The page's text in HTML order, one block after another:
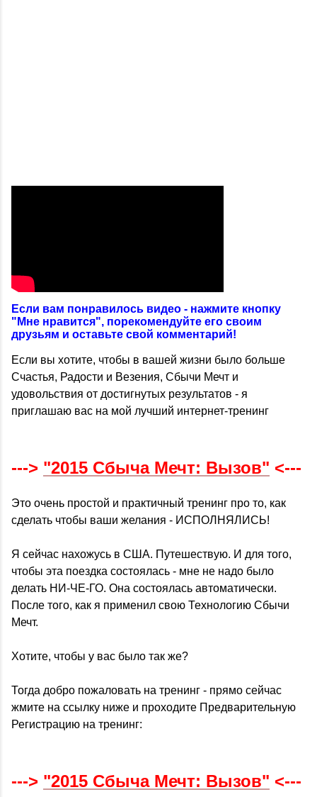
Если вам понравилось видео - нажмите кнопку
"Мне нравится", порекомендуйте его своим
друзьям и оставьте свой комментарий!
Если вы хотите, чтобы в вашей жизни было больше
Счастья, Радости и Везения, Сбычи Мечт и
удовольствия от достигнутых результатов - я
приглашаю вас на мой лучший интернет-тренинг
---> "2015 Сбыча Мечт: Вызов" <---
Это очень простой и практичный тренинг про то, как
сделать чтобы ваши желания - ИСПОЛНЯЛИСЬ!
Я сейчас нахожусь в США. Путешествую. И для того,
чтобы эта поездка состоялась - мне не надо было
делать НИ-ЧЕ-ГО. Она состоялась автоматически.
После того, как я применил свою Технологию Сбычи
Мечт.
Хотите, чтобы у вас было так же?
Тогда добро пожаловать на тренинг - прямо сейчас
жмите на ссылку ниже и проходите Предварительную
Регистрацию на тренинг:
---> "2015 Сбыча Мечт: Вызов" <---